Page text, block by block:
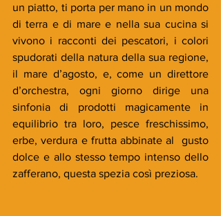
un piatto, ti porta per mano in un mondo
di terra e di mare e nella sua cucina si
vivono i racconti dei pescatori, i colori
spudorati della natura della sua regione,
il mare d’agosto, e, come un direttore
d’orchestra, ogni giorno dirige una
sinfonia di prodotti magicamente in
equilibrio tra loro, pesce freschissimo,
erbe, verdura e frutta abbinate al  gusto
dolce e allo stesso tempo intenso dello
zafferano, questa spezia così preziosa.